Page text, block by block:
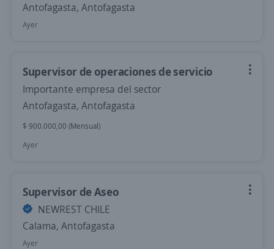
Antofagasta, Antofagasta
Ayer
Supervisor de operaciones de servicio
Importante empresa del sector
Antofagasta, Antofagasta
$ 900.000,00 (Mensual)
Ayer
Supervisor de Aseo
NEWREST CHILE
Calama, Antofagasta
Ayer